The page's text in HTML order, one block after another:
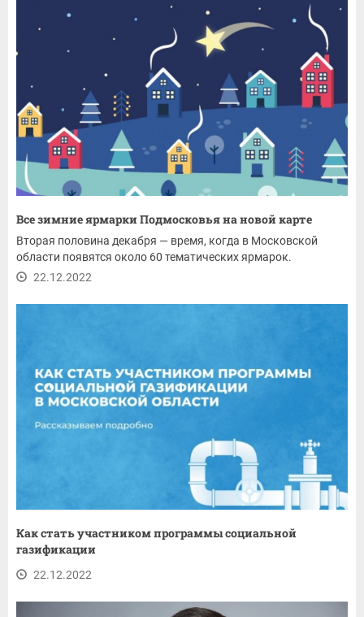
Все зимние ярмарки Подмосковья на новой карте
Вторая половина декабря — время, когда в Московской
области появятся около 60 тематических ярмарок.
22.12.2022
Как стать участником программы социальной
газификации
22.12.2022